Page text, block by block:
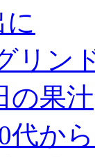
リン
の果汁
から